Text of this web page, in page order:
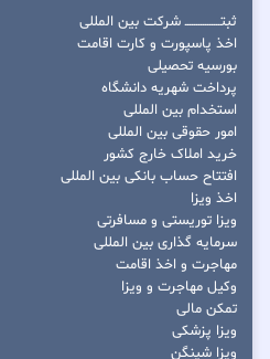
ثبتــــــــــــــــ شرکت بین المللی
اخذ پاسپورت و کارت اقامت
بورسیه تحصیلی
پرداخت شهریه دانشگاه
استخدام بین المللی
امور حقوقی بین المللی
خرید املاک خارج کشور
افتتاح حساب بانکی بین المللی
اخذ ویزا
ویزا توریستی و مسافرتی
سرمایه گذاری بین المللی
مهاجرت و اخذ اقامت
وکیل مهاجرت و ویزا
تمکن مالی
ویزا پزشکی
ویزا شینگن